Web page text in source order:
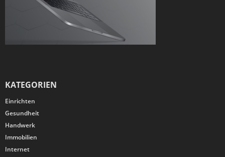
KATEGORIEN
Einrichten
Gesundheit
Handwerk
Immobilien
Internet